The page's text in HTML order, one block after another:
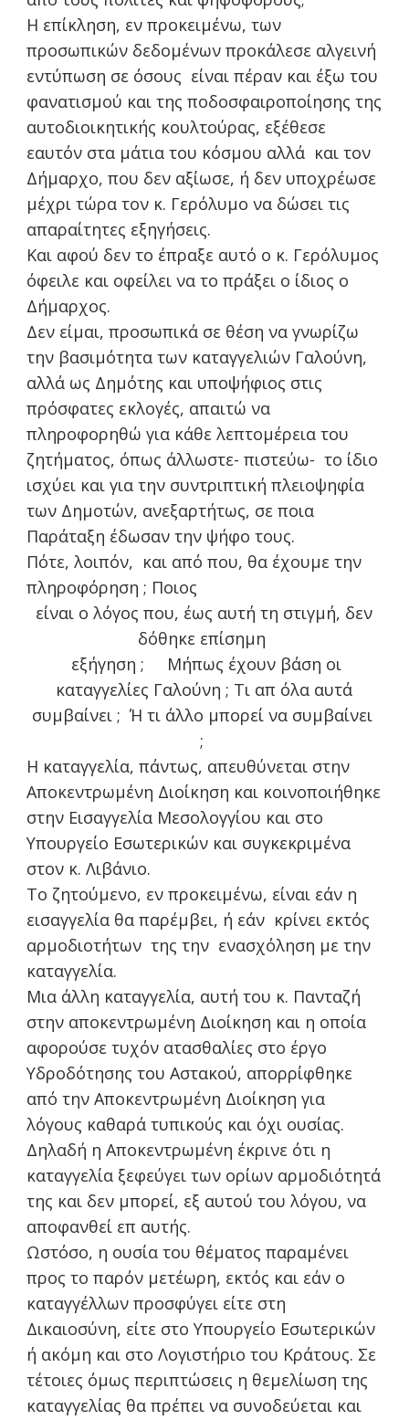
Η επίκληση, εν προκειμένω, των
προσωπικών δεδομένων προκάλεσε αλγεινή
εντύπωση σε όσους είναι πέραν και έξω του
φανατισμού και της ποδοσφαιροποίησης της
αυτοδιοικητικής κουλτούρας, εξέθεσε
εαυτόν στα μάτια του κόσμου αλλά και τον
Δήμαρχο, που δεν αξίωσε, ή δεν υποχρέωσε
μέχρι τώρα τον κ. Γερόλυμο να δώσει τις
απαραίτητες εξηγήσεις.
Και αφού δεν το έπραξε αυτό ο κ. Γερόλυμος
όφειλε και οφείλει να το πράξει ο ίδιος ο
Δήμαρχος.
Δεν είμαι, προσωπικά σε θέση να γνωρίζω
την βασιμότητα των καταγγελιών Γαλούνη,
αλλά ως Δημότης και υποψήφιος στις
πρόσφατες εκλογές, απαιτώ να
πληροφορηθώ για κάθε λεπτομέρεια του
ζητήματος, όπως άλλωστε- πιστεύω- το ίδιο
ισχύει και για την συντριπτική πλειοψηφία
των Δημοτών, ανεξαρτήτως, σε ποια
Παράταξη έδωσαν την ψήφο τους.
Πότε, λοιπόν, και από που, θα έχουμε την
πληροφόρηση ; Ποιος
είναι ο λόγος που, έως αυτή τη στιγμή, δεν
δόθηκε επίσημη
εξήγηση ; Μήπως έχουν βάση οι
καταγγελίες Γαλούνη ; Τι απ όλα αυτά
συμβαίνει ; Ή τι άλλο μπορεί να συμβαίνει
;
Η καταγγελία, πάντως, απευθύνεται στην
Αποκεντρωμένη Διοίκηση και κοινοποιήθηκε
στην Εισαγγελία Μεσολογγίου και στο
Υπουργείο Εσωτερικών και συγκεκριμένα
στον κ. Λιβάνιο.
Το ζητούμενο, εν προκειμένω, είναι εάν η
εισαγγελία θα παρέμβει, ή εάν κρίνει εκτός
αρμοδιοτήτων της την ενασχόληση με την
καταγγελία.
Μια άλλη καταγγελία, αυτή του κ. Πανταζή
στην αποκεντρωμένη Διοίκηση και η οποία
αφορούσε τυχόν ατασθαλίες στο έργο
Υδροδότησης του Αστακού, απορρίφθηκε
από την Αποκεντρωμένη Διοίκηση για
λόγους καθαρά τυπικούς και όχι ουσίας.
Δηλαδή η Αποκεντρωμένη έκρινε ότι η
καταγγελία ξεφεύγει των ορίων αρμοδιότητά
της και δεν μπορεί, εξ αυτού του λόγου, να
αποφανθεί επ αυτής.
Ωστόσο, η ουσία του θέματος παραμένει
προς το παρόν μετέωρη, εκτός και εάν ο
καταγγέλλων προσφύγει είτε στη
Δικαιοσύνη, είτε στο Υπουργείο Εσωτερικών
ή ακόμη και στο Λογιστήριο του Κράτους. Σε
τέτοιες όμως περιπτώσεις η θεμελίωση της
καταγγελίας θα πρέπει να συνοδεύεται και